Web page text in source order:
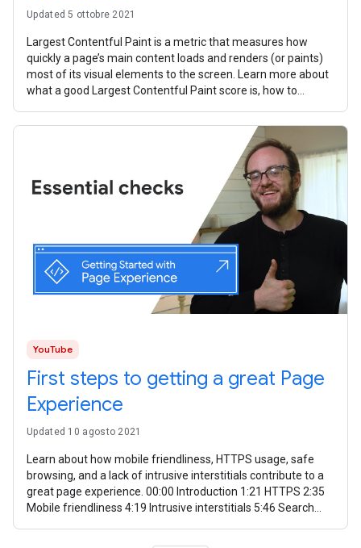
Updated 5 ottobre 2021
Largest Contentful Paint is a metric that measures how
quickly a page’s main content loads and renders (or paints)
most of its visual elements to the screen. Learn more about
what a good Largest Contentful Paint score is, how to
YouTube
First steps to getting a great Page
Experience
Updated 10 agosto 2021
Learn about how mobile friendliness, HTTPS usage, safe
browsing, and a lack of intrusive interstitials contribute to a
great page experience. 00:00 Introduction 1:21 HTTPS 2:35
Mobile friendliness 4:19 Intrusive interstitials 5:46 Search